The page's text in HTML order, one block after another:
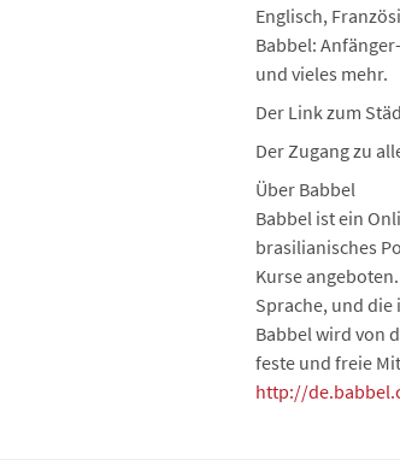
Englisch,
Babbel:
und vieles mehr.
Der Link zum
Der Zugang zu
Über Babbel
Babbel ist ein
brasilianisches
Kurse
Sprache, und
Babbel wird von
feste und freie
http://